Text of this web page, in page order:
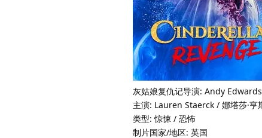
灰姑娘复仇记导演: Andy Edwards
主演: Lauren Staerck / 娜塔莎·
类型: 惊悚 / 恐怖
制片国家/地区: 英国